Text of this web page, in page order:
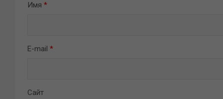
Имя *
E-mail *
Сайт